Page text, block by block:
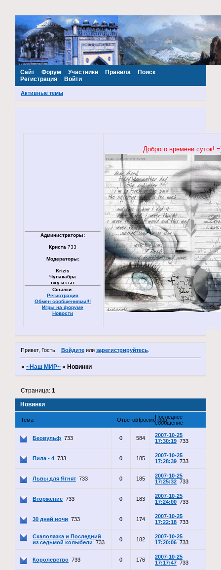
~Наш МИР~
Сайт Форум Участники Правила
Поиск
Регистрация
Войти
Активные темы
Администраторы:
Криста 733
Модераторы:
Krizis
Чупакабра
вху из ыт
Ссылки:
Регистрация
Обмен сообщениями!!!
Игры на форуме
Новости
Доброго времени суток!
Привет, Гость! Войдитеили зарегистрируйтесь.
»~Наш МИР~ » Новинки
Новинки
Страница:1
Тема ОтветовПросмотровПоследнее
сообщение
Беовульф 733 0 584
2007-10-25
17:30:19 733
Пила - 4 733 0 185
2007-10-25
17:28:39 733
Львы для Ягнят 733 0 185
2007-10-25
17:25:32 733
Вторжение 733 0 183
2007-10-25
17:24:00 733
30 дней ночи 733 0 174
2007-10-25
17:22:18 733
Скалолазка и Последний
из седьмой колыбели
733 0 182
2007-10-25
17:20:06 733
Королевство 733 0 176
2007-10-25
17:17:47 733